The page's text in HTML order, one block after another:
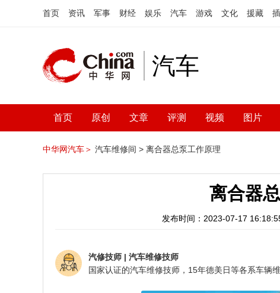
首页 资讯 军事 财经 娱乐 汽车 游戏 文化 援藏
汽车
首页 原创 文章 评测 视频 图片
中华网汽车＞ 汽车维修间 > 离合器总泵工作原理
离合器
发布时间：2023-07-17
汽修技师 | 汽车维修技师